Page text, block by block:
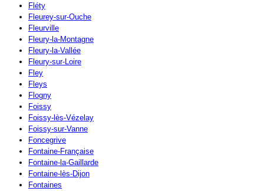
Fléty
Fleurey-sur-Ouche
Fleurville
Fleury-la-Montagne
Fleury-la-Vallée
Fleury-sur-Loire
Fley
Fleys
Flogny
Foissy
Foissy-lès-Vézelay
Foissy-sur-Vanne
Foncegrive
Fontaine-Française
Fontaine-la-Gaillarde
Fontaine-lès-Dijon
Fontaines